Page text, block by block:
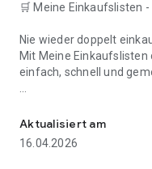
🛒 Meine Einkaufslisten
Nie wieder doppelt
Mit Meine
einfach, schnell und
👨‍👩‍👧 Gemeinsame
Aktualisiert am
16.04.2026